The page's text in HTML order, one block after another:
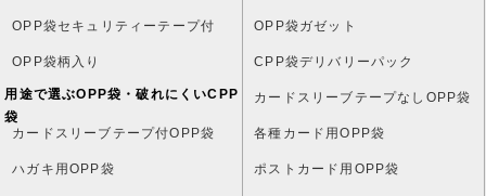
OPP袋セキュリティーテープ付 OPP袋ガゼット
OPP袋柄入り CPP袋デリバリーパック
用途で選ぶOPP袋・破れにくいCPP
袋
カードスリーブテープなしOPP袋
カードスリーブテープ付OPP袋 各種カード用OPP袋
ハガキ用OPP袋 ポストカード用OPP袋